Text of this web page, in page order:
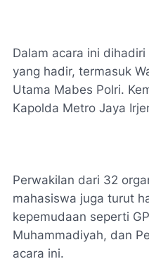
Dalam acara ini
yang hadir, termasuk
Utama Mabes Polri.
Kapolda Metro Jaya
Perwakilan dari 32
mahasiswa juga turut
kepemudaan seperti
Muhammadiyah, dan
acara ini.